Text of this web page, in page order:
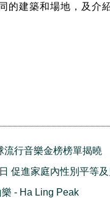
的建築和場地，及介
流行音樂金榜榜單揭曉
促進家庭內性別平等及
- Ha Ling Peak